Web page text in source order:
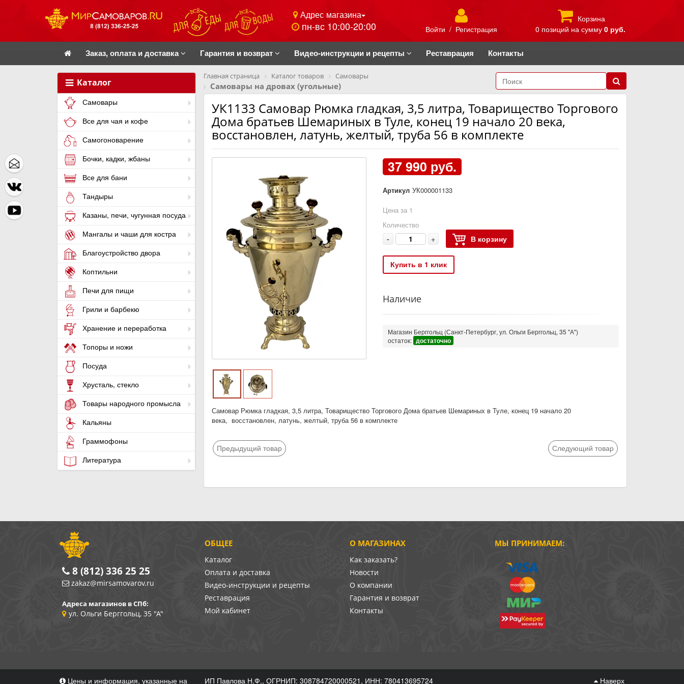
Адрес магазина
пн-вс 10:00-20:00 Войти / Регистрация
Корзина
0 позиций на сумму 0 руб.
Заказ, оплата и доставка Гарантия и возврат Видео-инструкции и рецепты Реставрация Контакты
Каталог
Самовары
Все для чая и кофе
Самогоноварение
Бочки, кадки, жбаны
Все для бани
Тандыры
Казаны, печи, чугунная посуда
Мангалы и чаши для костра
Благоустройство двора
Коптильни
Печи для пищи
Грили и барбекю
Хранение и переработка
Топоры и ножи
Посуда
Хрусталь, стекло
Товары народного промысла
Кальяны
Граммофоны
Литература
Главная страница Каталог товаров Самовары
Самовары на дровах (угольные)
УК1133 Самовар Рюмка гладкая, 3,5 литра, Товарищество Торгового
Дома братьев Шемариных в Туле, конец 19 начало 20 века,
восстановлен, латунь, желтый, труба 56 в комплекте
37 990 руб.
Артикул УК000001133
Цена за 1
Количество
- + В корзину
Купить в 1 клик
Наличие
Магазин Берггольц (Санкт-Петербург, ул. Ольги Берггольц, 35 "А")
остаток: достаточно
Самовар Рюмка гладкая, 3,5 литра, Товарищество Торгового Дома братьев Шемариных в Туле, конец 19 начало 20
века, восстановлен, латунь, желтый, труба 56 в комплекте
Предыдущий товар Следующий товар
О МАГАЗИНАХ
Как заказать?
Новости
О компании
Гарантия и возврат
Контакты
ОБЩЕЕ
Каталог
Оплата и доставка
Видео-инструкции и рецепты
Реставрация
Мой кабинет
МЫ ПРИНИМАЕМ:
8 (812) 336 25 25
zakaz@mirsamovarov.ru
Адреса магазинов в СПб:
ул. Ольги Берггольц, 35 "А"
Цены и информация, указанные на ИП Павлова Н.Ф., ОГРНИП: 308784720000521, ИНН: 780413695724 Наверх